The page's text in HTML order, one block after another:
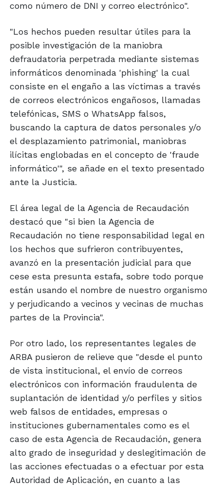
como número de DNI y correo electrónico".
"Los hechos pueden resultar útiles para la
posible investigación de la maniobra
defraudatoria perpetrada mediante sistemas
informáticos denominada 'phishing' la cual
consiste en el engaño a las víctimas a través
de correos electrónicos engañosos, llamadas
telefónicas, SMS o WhatsApp falsos,
buscando la captura de datos personales y/o
el desplazamiento patrimonial, maniobras
ilícitas englobadas en el concepto de 'fraude
informático'", se añade en el texto presentado
ante la Justicia.
El área legal de la Agencia de Recaudación
destacó que "si bien la Agencia de
Recaudación no tiene responsabilidad legal en
los hechos que sufrieron contribuyentes,
avanzó en la presentación judicial para que
cese esta presunta estafa, sobre todo porque
están usando el nombre de nuestro organismo
y perjudicando a vecinos y vecinas de muchas
partes de la Provincia".
Por otro lado, los representantes legales de
ARBA pusieron de relieve que "desde el punto
de vista institucional, el envío de correos
electrónicos con información fraudulenta de
suplantación de identidad y/o perfiles y sitios
web falsos de entidades, empresas o
instituciones gubernamentales como es el
caso de esta Agencia de Recaudación, genera
alto grado de inseguridad y deslegitimación de
las acciones efectuadas o a efectuar por esta
Autoridad de Aplicación, en cuanto a las